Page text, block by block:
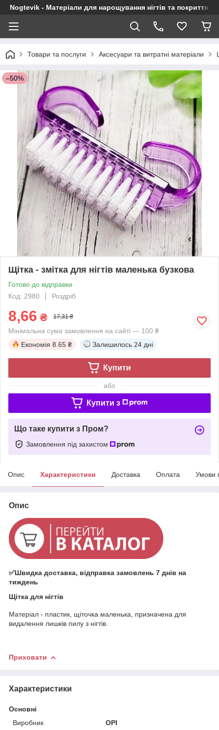
Nogtevik - Матеріали для нарощування нігтів та покриття
Товари та послуги Аксесуари та витратні матеріали
–50%
Щітка - змітка для нігтів маленька бузкова
Готово до відправки
Код: 2980
Роздріб
8,66 ₴ 17,31 ₴
Мінімальна сума замовлення на сайті — 100 ₴
Економія 8.65 ₴ Залишилось 24 дні
Купити
або
Купити з
Що таке купити з Пром?
Замовлення під захистом
Опис Характеристики Доставка Оплата Умови
Опис
✅Швидка доставка, відправка замовлень 7 днів на
тиждень
Щітка для нігтів
Матеріал - пластик, щіточка маленька, призначена для
видалення лишків пилу з нігтів.
Приховати
Характеристики
Основні
Виробник
OPI